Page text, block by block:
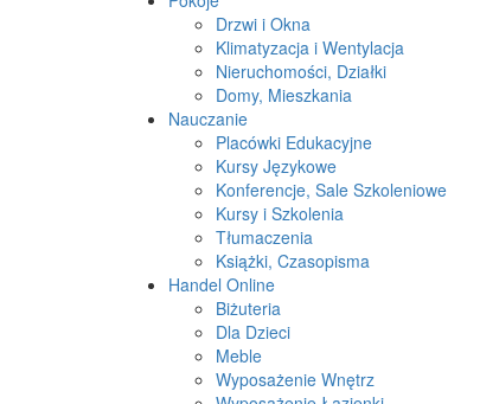
Drzwi i Okna
Klimatyzacja i Wentylacja
Nieruchomości, Działki
Domy, Mieszkania
Nauczanie
Placówki Edukacyjne
Kursy Językowe
Konferencje, Sale Szkoleniowe
Kursy i Szkolenia
Tłumaczenia
Książki, Czasopisma
Handel Online
Biżuteria
Dla Dzieci
Meble
Wyposażenie Wnętrz